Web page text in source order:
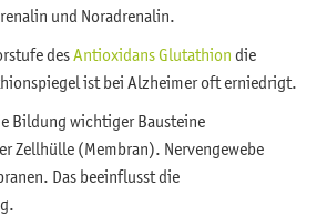
und Noradrenalin.
desAntioxidans Glutathion die
ist bei Alzheimer oft erniedrigt.
Bildung wichtiger Bausteine
Zellhülle (Membran). Nervengewebe
Das beeinflusst die